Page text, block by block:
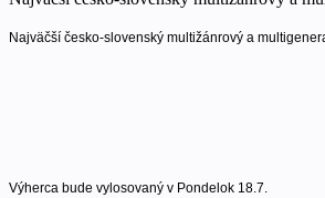
Najväčší česko-slovenský multižánrový a
Výherca bude vylosovaný v Pondelok 18.7.